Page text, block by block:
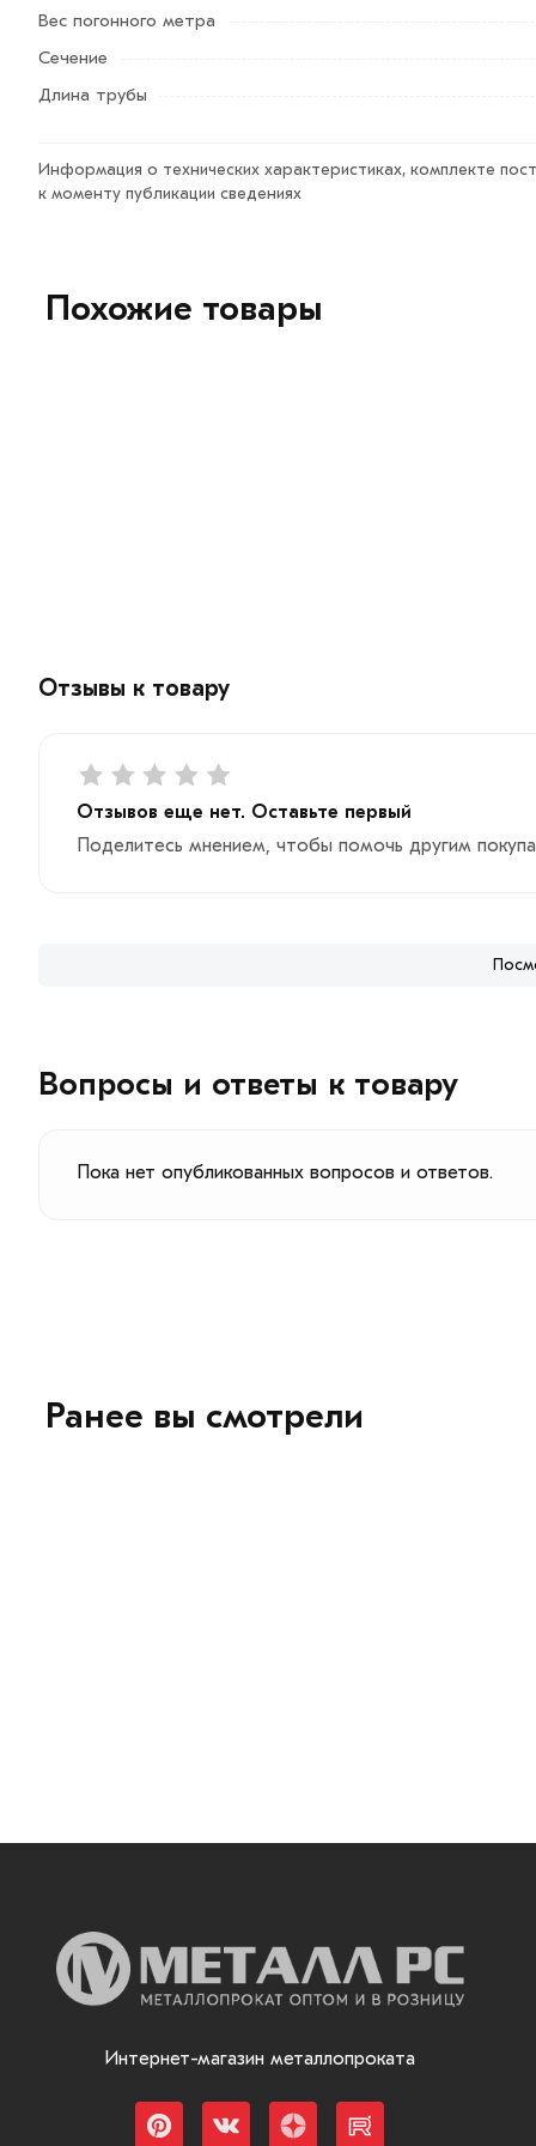
Вес погонного метра
Сечение
Длина трубы
Информация о технических характеристиках, комплекте
к моменту публикации сведениях
Похожие товары
Отзывы к товару
Отзывов еще нет. Оставьте первый
Поделитесь мнением, чтобы помочь другим
Вопросы и ответы к товару
Пока нет опубликованных вопросов и ответов.
Ранее вы смотрели
Интернет-магазин металлопроката